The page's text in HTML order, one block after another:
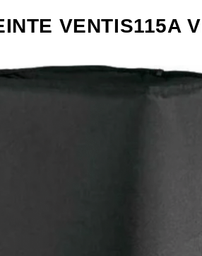
VENTIS115A